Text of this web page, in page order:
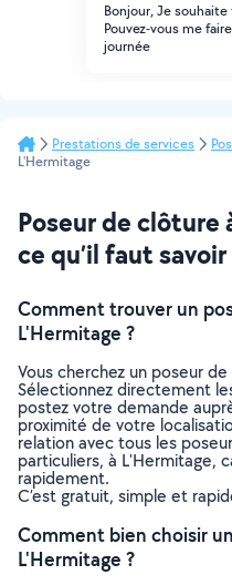
Bonjour, Je
Pouvez-vous me
journée
Prestations de services
L'Hermitage
Poseur de
ce qu’il faut savoir
Comment trouver un
L'Hermitage ?
Vous cherchez un poseur
Sélectionnez directement
postez votre demande
proximité de votre
relation avec tous les
particuliers, à L'Hermitage,
rapidement.
C’est gratuit, simple et
Comment bien choisir
L'Hermitage ?